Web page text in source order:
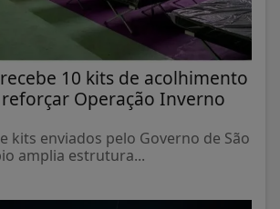
10 kits de acolhimento
Operação Inverno
kits enviados pelo Governo de São
amplia estrutura...